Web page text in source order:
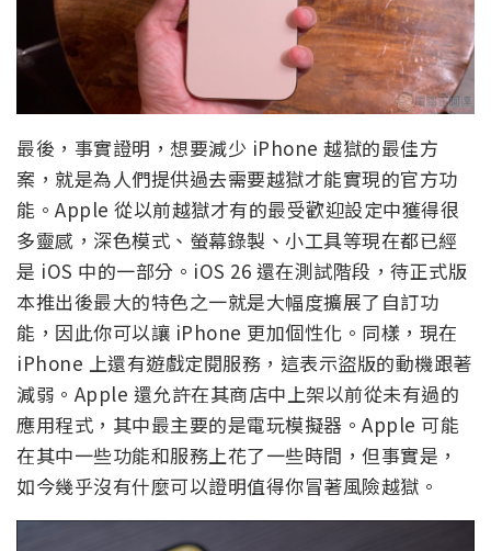
最後，事實證明，想要減少 iPhone 越獄的最佳方
案，就是為人們提供過去需要越獄才能實現的官方功
能。Apple 從以前越獄才有的最受歡迎設定中獲得很
多靈感，深色模式、螢幕錄製、小工具等現在都已經
是 iOS 中的一部分。iOS 26 還在測試階段，待正式版
本推出後最大的特色之一就是大幅度擴展了自訂功
能，因此你可以讓 iPhone 更加個性化。同樣，現在
iPhone 上還有遊戲定閱服務，這表示盜版的動機跟著
減弱。Apple 還允許在其商店中上架以前從未有過的
應用程式，其中最主要的是電玩模擬器。Apple 可能
在其中一些功能和服務上花了一些時間，但事實是，
如今幾乎沒有什麼可以證明值得你冒著風險越獄。